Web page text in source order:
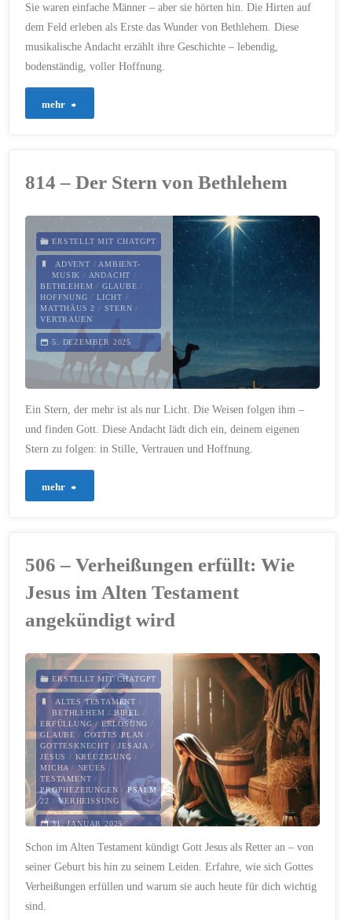
Sie waren einfache Männer – aber sie hörten hin. Die Hirten auf
dem Feld erleben als Erste das Wunder von Bethlehem. Diese
musikalische Andacht erzählt ihre Geschichte – lebendig,
bodenständig, voller Hoffnung.
mehr
dem
Feld"
814 – Der Stern von Bethlehem
ERSTELLT MIT CHATGPT
ADVENT /AMBIENT-
MUSIK / ANDACHT /
BETHLEHEM / GLAUBE /
HOFFNUNG / LICHT /
MATTHÄUS 2 / STERN /
VERTRAUEN
5. DEZEMBER 2025
Ein Stern, der mehr ist als nur Licht. Die Weisen folgen ihm –
und finden Gott. Diese Andacht lädt dich ein, deinem eigenen
Stern zu folgen: in Stille, Vertrauen und Hoffnung.
mehr
von
506 – Verheißungen erfüllt: Wie
Jesus im Alten Testament
angekündigt wird
ERSTELLT MIT CHATGPT
ALTES TESTAMENT /
BETHLEHEM /BIBEL /
ERFÜLLUNG/ ERLÖSUNG /
GLAUBE /GOTTES PLAN /
GOTTESKNECHT /JESAJA/
JESUS / KREUZIGUNG /
MICHA / NEUES
TESTAMENT /
PROPHEZEIUNGEN /PSALM
22 /VERHEISSUNG
31. JANUAR 2025
Schon im Alten Testament kündigt Gott Jesus als Retter an – von
seiner Geburt bis hin zu seinem Leiden. Erfahre, wie sich Gottes
Verheißungen erfüllen und warum sie auch heute für dich wichtig
sind.